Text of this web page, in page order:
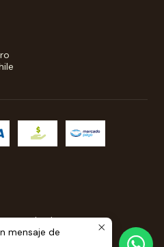
a Enrolando..
Sitestore.cl
mensaje de